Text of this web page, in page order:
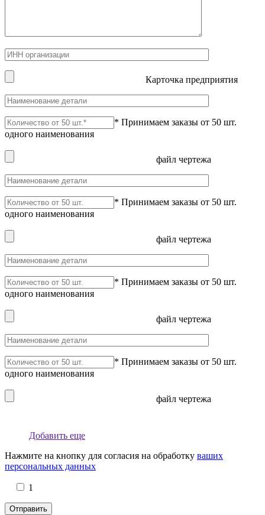
Карточка предприятия
* Принимаем заказы от 50 шт.
одного наименования
файл чертежа
* Принимаем заказы от 50 шт.
одного наименования
файл чертежа
* Принимаем заказы от 50 шт.
одного наименования
файл чертежа
* Принимаем заказы от 50 шт.
одного наименования
файл чертежа
Добавить еще
Нажмите на кнопку для согласия на обработку ваших
персональных данных
1